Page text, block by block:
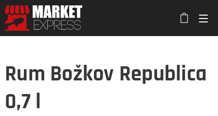
Rum Božkov Republica
0,7 l